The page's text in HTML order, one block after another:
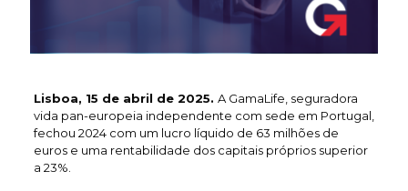
Lisboa, 15 de abril de 2025. A GamaLife, seguradora
vida pan-europeia independente com sede em Portugal,
fechou 2024 com um lucro líquido de 63 milhões de
euros e uma rentabilidade dos capitais próprios superior
a 23%.